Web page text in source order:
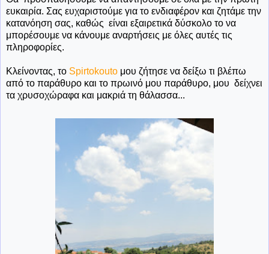
ευκαιρία. Σας ευχαριστούμε για το ενδιαφέρον και ζητάμε την
κατανόηση σας, καθώς είναι εξαιρετικά δύσκολο το να
μπορέσουμε να κάνουμε αναρτήσεις με όλες αυτές τις
πληροφορίες.
Κλείνοντας, το Spirtokouto μου ζήτησε να δείξω τι βλέπω
από το παράθυρο και το πρωινό μου παράθυρο, μου δείχνει
τα χρυσοχώραφα και μακριά τη θάλασσα...